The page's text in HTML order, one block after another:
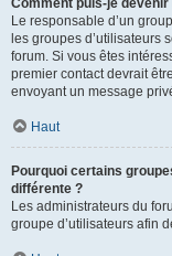
Comment puis-je devenir
Le responsable d’un
les groupes d’utilisateurs
forum. Si vous êtes
premier contact devrait
envoyant un message
Haut
Pourquoi certains
différente ?
Les administrateurs du
groupe d’utilisateurs afin